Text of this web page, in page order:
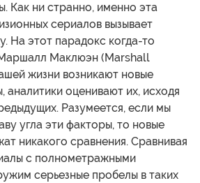
Как ни странно, именно эта
сериалов вызывает
На этот парадокс когда-то
Маклюэн (Marshall
жизни возникают новые
аналитики оценивают их, исходя
Разумеется, если мы
угла эти факторы, то новые
никакого сравнения. Сравнивая
с полнометражными
серьезные пробелы в таких